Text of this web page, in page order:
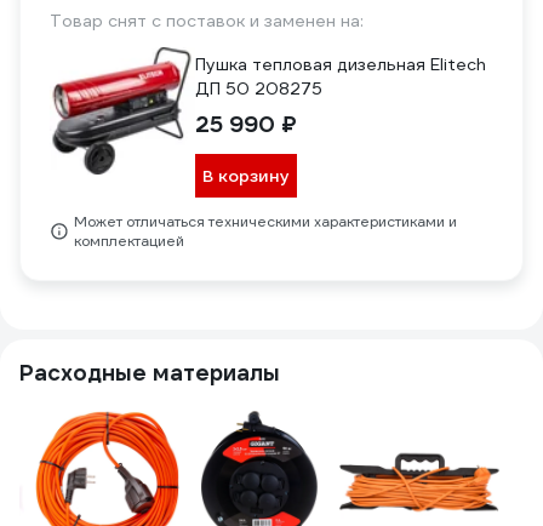
Товар снят с поставок и заменен на:
Пушка тепловая дизельная Elitech
ДП 50 208275
25 990 ₽
В корзину
Может отличаться техническими характеристиками и
комплектацией
Расходные материалы